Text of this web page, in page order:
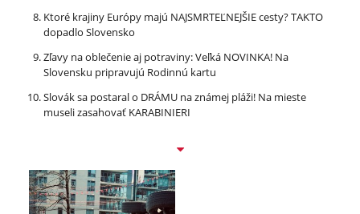
Ktoré krajiny Európy majú NAJSMRTEĽNEJŠIE cesty? TAKTO
dopadlo Slovensko
Zľavy na oblečenie aj potraviny: Veľká NOVINKA! Na
Slovensku pripravujú Rodinnú kartu
Slovák sa postaral o DRÁMU na známej pláži! Na mieste
museli zasahovať KARABINIERI